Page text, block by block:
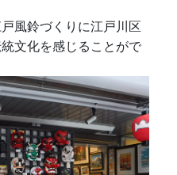
風鈴づくりに江戸川区
文化を感じることがで